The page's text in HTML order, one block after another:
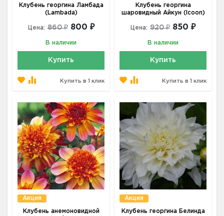
Клубень георгина Ламбада
(Lambada)
Цена: 860 ₽ 800 ₽
В наличии
Купить
Купить в 1 клик
Клубень георгина
шаровидный Айкун (Icoon)
Цена: 920 ₽ 850 ₽
В наличии
Купить
Купить в 1 клик
Акция
Клубень анемоновидной
Акция
Клубень георгина Белинда